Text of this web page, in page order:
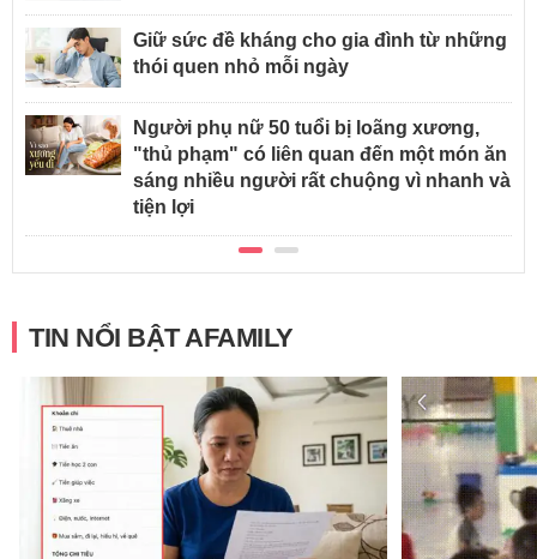
Giữ sức đề kháng cho gia đình từ những
thói quen nhỏ mỗi ngày
Người phụ nữ 50 tuổi bị loãng xương,
"thủ phạm" có liên quan đến một món ăn
sáng nhiều người rất chuộng vì nhanh và
tiện lợi
TIN NỔI BẬT AFAMILY